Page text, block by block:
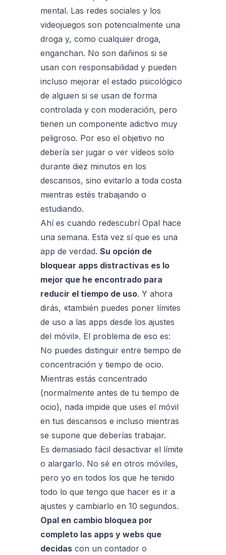
mental. Las redes sociales y los
videojuegos son potencialmente una
droga y, como cualquier droga,
enganchan. No son dañinos si se
usan con responsabilidad y pueden
incluso mejorar el estado psicológico
de alguien si se usan de forma
controlada y con moderación, pero
tienen un componente adictivo muy
peligroso. Por eso el objetivo no
debería ser jugar o ver vídeos solo
durante diez minutos en los
descansos, sino evitarlo a toda costa
mientras estés trabajando o
estudiando.
Ahí es cuando redescubrí Opal hace
una semana. Esta vez sí que es una
app de verdad. Su opción de
bloquear apps distractivas es lo
mejor que he encontrado para
reducir el tiempo de uso. Y ahora
dirás, «también puedes poner límites
de uso a las apps desde los ajustes
del móvil». El problema de eso es:
No puedes distinguir entre tiempo de
concentración y tiempo de ocio.
Mientras estás concentrado
(normalmente antes de tu tiempo de
ocio), nada impide que uses el móvil
en tus descansos e incluso mientras
se supone que deberías trabajar.
Es demasiado fácil desactivar el límite
o alargarlo. No sé en otros móviles,
pero yo en todos los que he tenido
todo lo que tengo que hacer es ir a
ajustes y cambiarlo en 10 segundos.
Opal en cambio bloquea por
completo las apps y webs que
decidas con un contador o